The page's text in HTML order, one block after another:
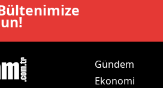
Gündem
Ekonomi